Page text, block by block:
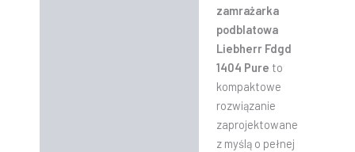
zamrażarka
podblatowa
Liebherr Fdgd
1404 Pure to
kompaktowe
rozwiązanie
zaprojektowane
z myślą o pełnej